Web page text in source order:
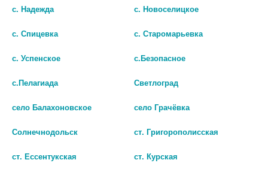
В КОРЗИНУ
с. Надежда с. Новоселицкое
с. Спицевка с. Старомарьевка
с. Успенское с.Безопасное
с.Пелагиада Светлоград
село Балахоновское село Грачёвка
Солнечнодольск ст. Григорополисская
ст. Ессентукская ст. Курская